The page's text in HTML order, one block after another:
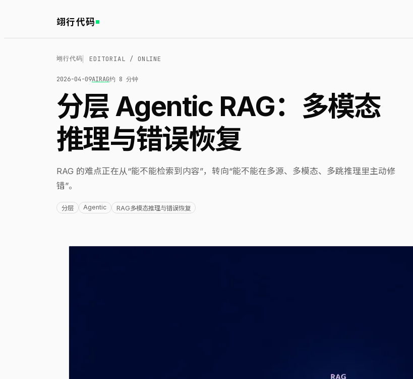
翊行代码
翊行代码 EDITORIAL / ONLINE
2026-04-09AIRAG约 8 分钟
分层 Agentic RAG：多模态
推理与错误恢复
RAG 的难点正在从“能不能检索到内容”，转向“能不能在多源、多模态、多跳推理里主动修
错”。
分层 Agentic RAG多模态推理与错误恢复